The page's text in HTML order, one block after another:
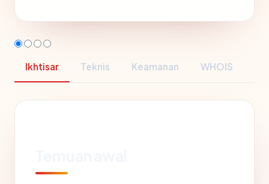
Ikhtisar Teknis Keamanan WHOIS